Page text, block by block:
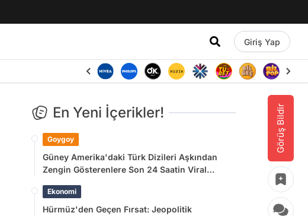
Giriş Yap
Görüş Bildir
En Yeni İçerikler!
Goygoy
Güney Amerika'daki Türk Dizileri Aşkından
Zengin Gösterenlere Son 24 Saatin Viral
Ekonomi
Hürmüz'den Geçen Fırsat: Jeopolitik